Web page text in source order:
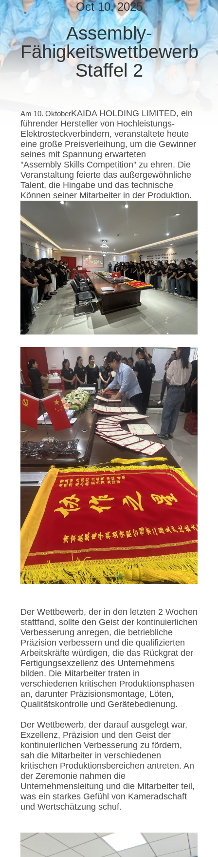
NEUIGKEITEN
RECHTSSACHEN
ANGEBOT
SITEMAP
PRIVACY
POLICY
Oct 10, 2025
Assembly-
Fähigkeitswettbewerb
Staffel 2
Am 10. OktoberKAIDA HOLDING LIMITED, ein
führender Hersteller von Hochleistungs-
Elektrosteckverbindern, veranstaltete heute
eine große Preisverleihung, um die Gewinner
seines mit Spannung erwarteten
"Assembly Skills Competition" zu ehren. Die
Veranstaltung feierte das außergewöhnliche
Talent, die Hingabe und das technische
Können seiner Mitarbeiter in der Produktion.
Der Wettbewerb, der in den letzten 2 Wochen
stattfand, sollte den Geist der kontinuierlichen
Verbesserung anregen, die betriebliche
Präzision verbessern und die qualifizierten
Arbeitskräfte würdigen, die das Rückgrat der
Fertigungsexzellenz des Unternehmens
bilden. Die Mitarbeiter traten in
verschiedenen kritischen Produktionsphasen
an, darunter Präzisionsmontage, Löten,
Qualitätskontrolle und Gerätebedienung.
Der Wettbewerb, der darauf ausgelegt war,
Exzellenz, Präzision und den Geist der
kontinuierlichen Verbesserung zu fördern,
sah die Mitarbeiter in verschiedenen
kritischen Produktionsbereichen antreten. An
der Zeremonie nahmen die
Unternehmensleitung und die Mitarbeiter teil,
was ein starkes Gefühl von Kameradschaft
und Wertschätzung schuf.